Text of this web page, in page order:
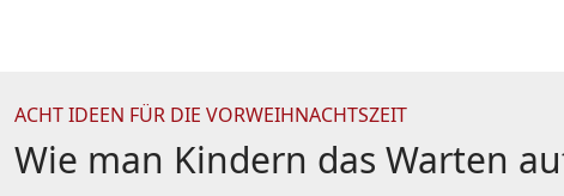
ACHT IDEEN FÜR DIE VORWEIHNACHTSZEIT
Wie man Kindern das Warten